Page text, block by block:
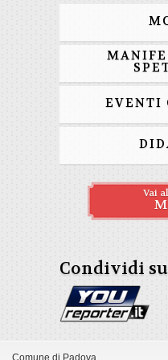
EVENTI
Vai
Condividi
Comune di Padova